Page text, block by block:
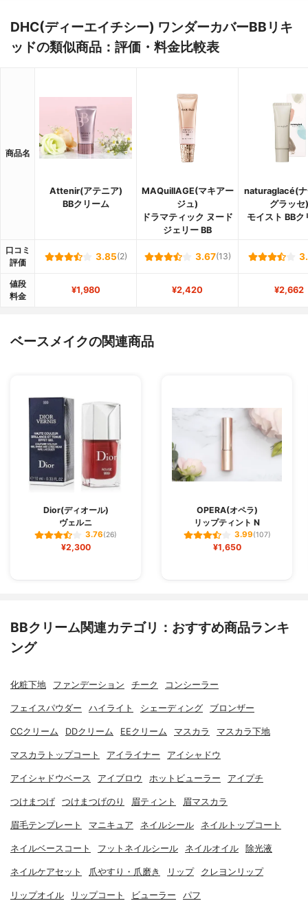
DHC(ディーエイチシー) ワンダーカバーBBリキ
ッドの類似商品：評価・料金比較表
商品名
Attenir(アテニア)
BBクリーム
MAQuillAGE(マキアー
ジュ)
ドラマティック ヌード
ジェリー BB
naturaglacé(ナ
グラッセ)
モイスト BBク
口コミ
評価
3.85(2) 3.67(13)
値段
料金
¥1,980 ¥2,420 ¥2,662
ベースメイクの関連商品
Dior(ディオール)
ヴェルニ
3.76(26)
¥2,300
OPERA(オペラ)
リップティント N
3.99(107)
¥1,650
BBクリーム関連カテゴリ：おすすめ商品ランキ
ング
化粧下地 ファンデーション チーク コンシーラー
フェイスパウダー ハイライト シェーディング ブロンザー
CCクリーム DDクリーム EEクリーム マスカラ マスカラ下地
マスカラトップコート アイライナー アイシャドウ
アイシャドウベース アイブロウ ホットビューラー アイプチ
つけまつげ つけまつげのり 眉ティント 眉マスカラ
眉毛テンプレート マニキュア ネイルシール ネイルトップコート
ネイルベースコート フットネイルシール ネイルオイル 除光液
ネイルケアセット 爪やすり・爪磨き リップ クレヨンリップ
リップオイル リップコート ビューラー パフ